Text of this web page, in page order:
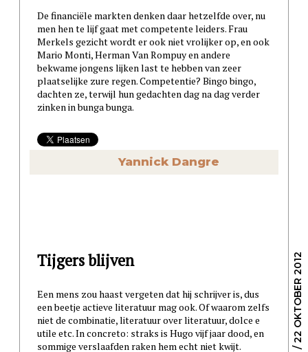
De financiële markten denken daar hetzelfde over, nu
men hen te lijf gaat met competente leiders. Frau
Merkels gezicht wordt er ook niet vrolijker op, en ook
Mario Monti, Herman Van Rompuy en andere
bekwame jongens lijken last te hebben van zeer
plaatselijke zure regen. Competentie? Bingo bingo,
dachten ze, terwijl hun gedachten dag na dag verder
zinken in bunga bunga.
Yannick Dangre
/ 22 OKTOBER 2012
Tijgers blijven
Een mens zou haast vergeten dat hij schrijver is, dus
een beetje actieve literatuur mag ook. Of waarom zelfs
niet de combinatie, literatuur over literatuur, dolce e
utile etc. In concreto: straks is Hugo vijf jaar dood, en
sommige verslaafden raken hem echt niet kwijt.